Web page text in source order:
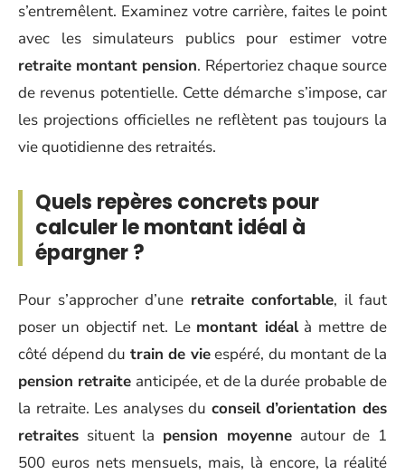
s’entremêlent. Examinez votre carrière, faites le point
avec les simulateurs publics pour estimer votre
retraite montant pension. Répertoriez chaque source
de revenus potentielle. Cette démarche s’impose, car
les projections officielles ne reflètent pas toujours la
vie quotidienne des retraités.
Quels repères concrets pour
calculer le montant idéal à
épargner ?
Pour s’approcher d’une retraite confortable, il faut
poser un objectif net. Le montant idéalà mettre de
côté dépend du train de vieespéré, du montant de la
pension retraite anticipée, et de la durée probable de
la retraite. Les analyses du conseil d’orientation des
retraites situent la pension moyenneautour de 1
500 euros nets mensuels, mais, là encore, la réalité